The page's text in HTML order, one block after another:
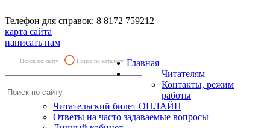
Телефон для справок: 8 8172 759212
карта сайта
написать нам
Поиск по сайту Поиск по каталогу Главная
Читателям
Контакты, режим
работы
Читательский билет ОНЛАЙН
Ответы на часто задаваемые вопросы